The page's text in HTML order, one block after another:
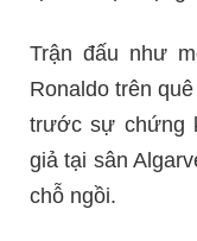
Trận đấu như
Ronaldo trên
trước sự chứng
giả tại sân
chỗ ngồi.